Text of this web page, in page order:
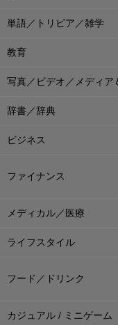
単語／トリビア／雑学
教育
写真／ビデオ／メディア
辞書／辞典
ビジネス
ファイナンス
メディカル／医療
ライフスタイル
フード／ドリンク
カジュアル / ミニゲーム